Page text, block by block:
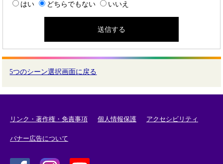
はい
どちらでもない いいえ
5つのシーン選択画面に戻る
リンク・著作権・免責事項 個人情報保護 アクセシビリティ
バナー広告について